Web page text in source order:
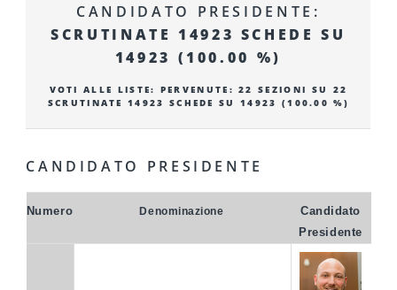
CANDIDATO PRESIDENTE:
SCRUTINATE 14923 SCHEDE SU
14923 (100.00 %)
VOTI ALLE LISTE: PERVENUTE: 22 SEZIONI SU 22
SCRUTINATE 14923 SCHEDE SU 14923 (100.00 %)
CANDIDATO PRESIDENTE
Numero Denominazione
Candidato
Presidente